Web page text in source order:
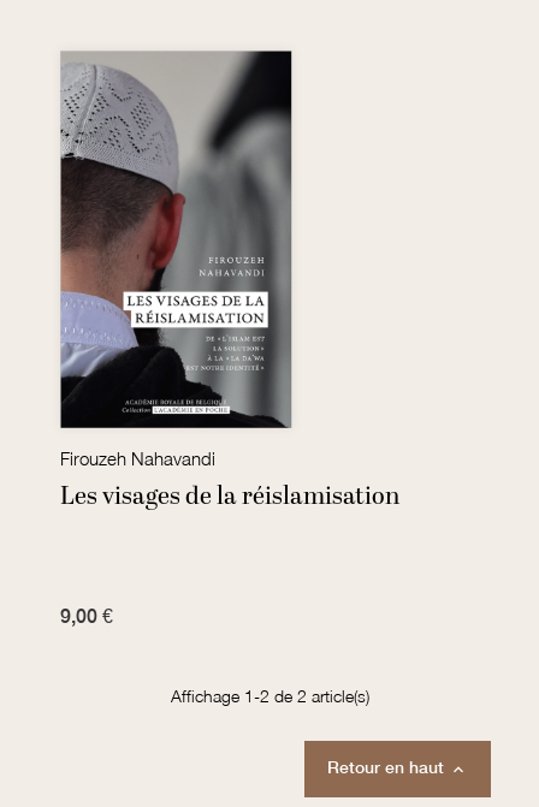
Firouzeh Nahavandi
Les visages de la réislamisation
9,00 €
Affichage 1-2 de 2 article(s)
Retour en haut 